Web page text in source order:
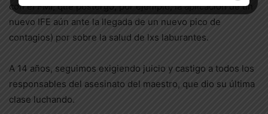
con el FMI, que postergó, por ejemplo, la aplicación de un
nuevo IFE aún ante la llegada de un nuevo pico de
contagios) por sobre la salud de lxs laburantes.
A 14 años, seguimos exigiendo juicio y castigo a todos los
responsables del asesinato del maestro, que dio su última
clase luchando.